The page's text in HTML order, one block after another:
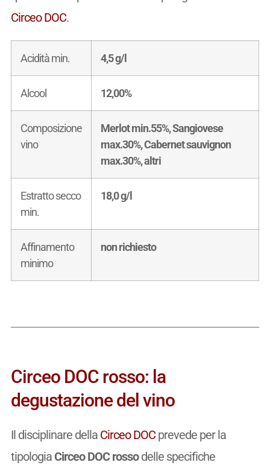
Circeo DOC.
Acidità min. 4,5 g/l
Alcool 12,00%
Composizione
vino
Merlot min.55%, Sangiovese
max.30%, Cabernet sauvignon
max.30%, altri
Estratto secco
min.
18,0 g/l
Affinamento
minimo
non richiesto
Circeo DOC rosso: la
degustazione del vino
Il disciplinare della Circeo DOCprevede per la
tipologia Circeo DOC rossodelle specifiche